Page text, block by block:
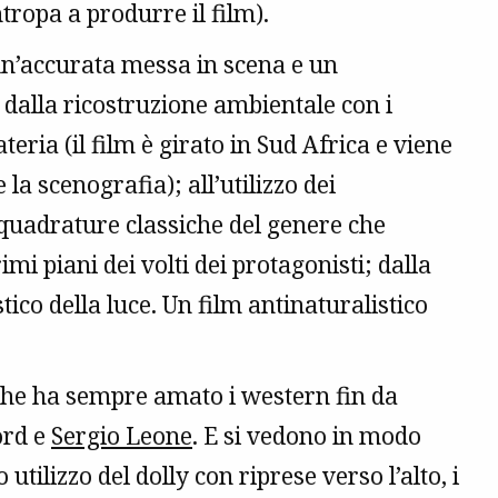
a produrre il film).
messa in scena e un
ricostruzione ambientale con i
(il film è girato in Sud Africa e viene
scenografia); all’utilizzo dei
classiche del genere che
piani dei volti dei protagonisti; dalla
della luce. Un film antinaturalistico
ha sempre amato i western fin da
e Sergio Leone. E si vedono in modo
utilizzo del dolly con riprese verso l’alto, i